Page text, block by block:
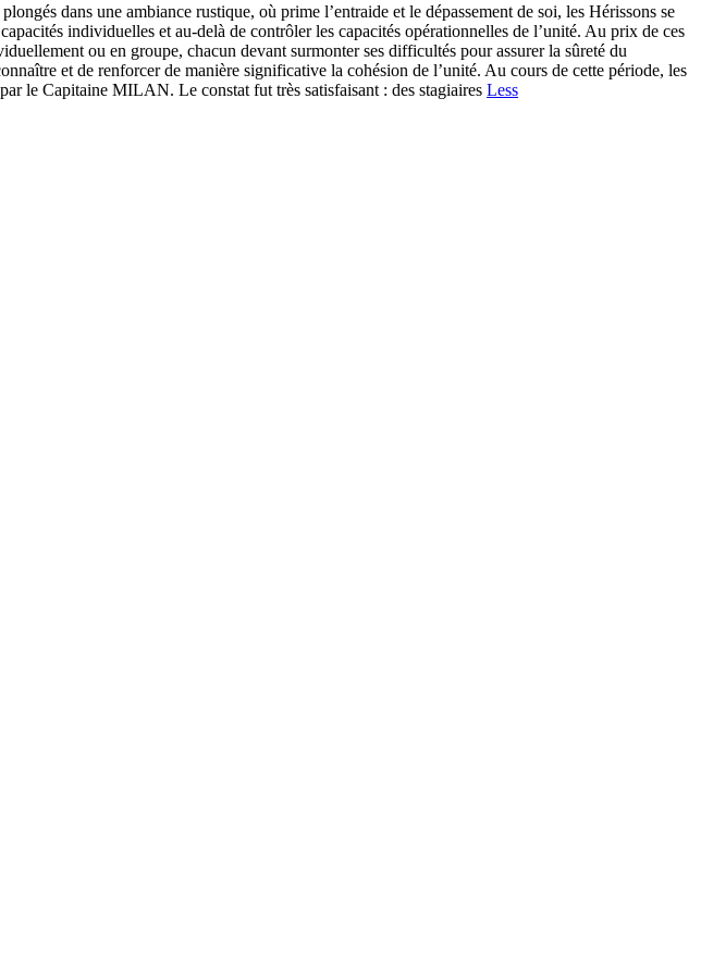
dans une ambiance rustique, où prime l’entraide et le dépassement de soi, les Hérissons se
individuelles et au-delà de contrôler les capacités opérationnelles de l’unité. Au prix de ces
ou en groupe, chacun devant surmonter ses difficultés pour assurer la sûreté du
et de renforcer de manière significative la cohésion de l’unité. Au cours de cette période, les
le Capitaine MILAN. Le constat fut très satisfaisant : des stagiaires Less